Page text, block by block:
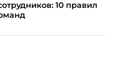
10 правил